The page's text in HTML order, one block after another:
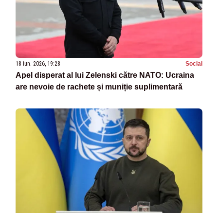
18 iun. 2026, 19:28 Social
Apel disperat al lui Zelenski către NATO: Ucraina
are nevoie de rachete și muniție suplimentară